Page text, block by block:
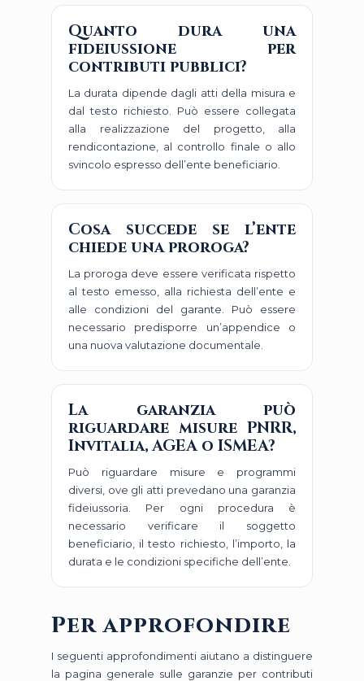
Quanto dura una
fideiussione per
contributi pubblici?
La durata dipende dagli atti della misura e
dal testo richiesto. Può essere collegata
alla realizzazione del progetto, alla
rendicontazione, al controllo finale o allo
svincolo espresso dell’ente beneficiario.
Cosa succede se l’ente
chiede una proroga?
La proroga deve essere verificata rispetto
al testo emesso, alla richiesta dell’ente e
alle condizioni del garante. Può essere
necessario predisporre un’appendice o
una nuova valutazione documentale.
La garanzia può
riguardare misure PNRR,
Invitalia, AGEA o ISMEA?
Può riguardare misure e programmi
diversi, ove gli atti prevedano una garanzia
fideiussoria. Per ogni procedura è
necessario verificare il soggetto
beneficiario, il testo richiesto, l’importo, la
durata e le condizioni specifiche dell’ente.
Per approfondire
I seguenti approfondimenti aiutano a distinguere
la pagina generale sulle garanzie per contributi